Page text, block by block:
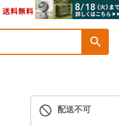
配送不可